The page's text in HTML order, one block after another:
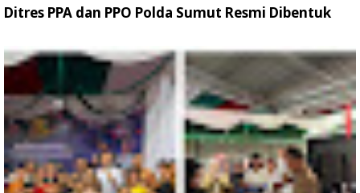
Ditres PPA dan PPO Polda Sumut Resmi Dibentuk